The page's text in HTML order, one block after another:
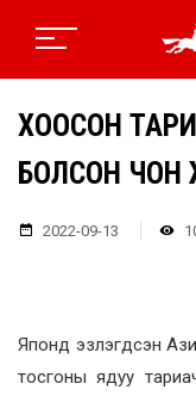
ХООСОН
БОЛСОН ЧОН
2022-09-13
Японд эзлэгдсэн
тосгоны ядуу